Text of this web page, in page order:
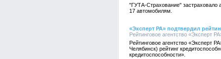
"ГУТА-Страхование" застраховало
17 автомобилям.
«Эксперт РА» подтвердил
Рейтинговое агентство «Эксперт
Рейтинговое агентство
Челябинск) рейтинг
кредитоспособности».